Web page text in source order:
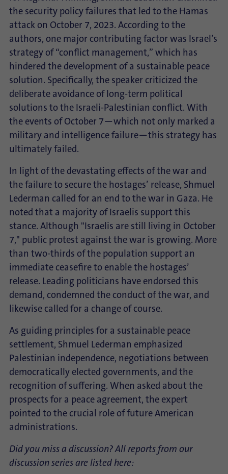
the security policy failures that led to the Hamas
attack on October 7, 2023. According to the
authors, one major contributing factor was Israel’s
strategy of “conflict management,” which has
hindered the development of a sustainable peace
solution. Specifically, the speaker criticized the
deliberate avoidance of long-term political
solutions to the Israeli-Palestinian conflict. With
the events of October 7—which not only marked a
military and intelligence failure—this strategy has
ultimately failed.
In light of the devastating effects of the war and
the failure to secure the hostages’ release, Shmuel
Lederman called for an end to the war in Gaza. He
noted that a majority of Israelis support this
stance. Although "Israelis are still living in October
7," public protest against the war is growing. More
than two-thirds of the population support an
immediate ceasefire to enable the hostages’
release. Leading politicians have endorsed this
demand, condemned the conduct of the war, and
likewise called for a change of course.
As guiding principles for a sustainable peace
settlement, Shmuel Lederman emphasized
Palestinian independence, negotiations between
democratically elected governments, and the
recognition of suffering. When asked about the
prospects for a peace agreement, the expert
pointed to the crucial role of future American
administrations.
Did you miss a discussion? All reports from our
discussion series are listed here: